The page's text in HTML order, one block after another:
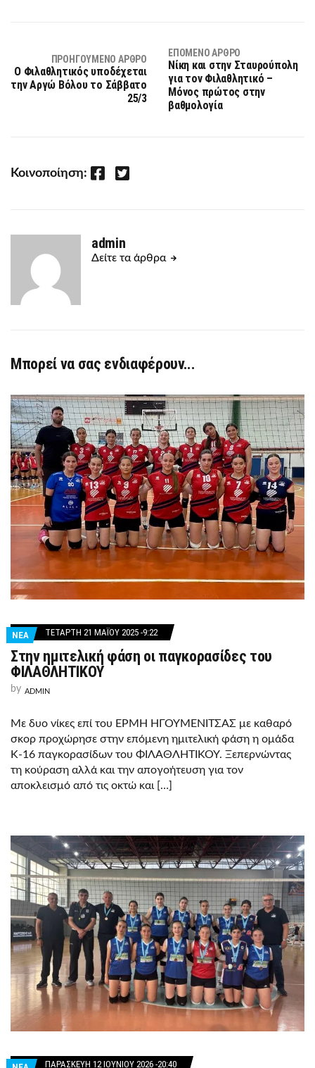
ΠΡΟΗΓΟΎΜΕΝΟ ΆΡΘΡΟ
Ο Φιλαθλητικός υποδέχεται
την Αργώ Βόλου το Σάββατο
25/3
ΕΠΌΜΕΝΟ ΆΡΘΡΟ
Νίκη και στην Σταυρούπολη
για τον Φιλαθλητικό –
Μόνος πρώτος στην
βαθμολογία
Κοινοποίηση: Facebook Twitter
admin
Δείτε τα άρθρα
Μπορεί να σας ενδιαφέρουν...
ΝΕΑ ΤΕΤΆΡΤΗ 21 ΜΑΪ́ΟΥ 2025 -9:22
Στην ημιτελική φάση οι παγκορασίδες του
ΦΙΛΑΘΛΗΤΙΚΟΥ
by ADMIN
Με δυο νίκες επί του ΕΡΜΗ ΗΓΟΥΜΕΝΙΤΣΑΣ με καθαρό
σκορ προχώρησε στην επόμενη ημιτελική φάση η ομάδα
Κ-16 παγκορασίδων του ΦΙΛΑΘΛΗΤΙΚΟΥ. Ξεπερνώντας
τη κούραση αλλά και την απογοήτευση για τον
αποκλεισμό από τις οκτώ και […]
ΠΑΡΑΣΚΕΥΉ 12 ΙΟΥΝΊΟΥ 2026 -20:40